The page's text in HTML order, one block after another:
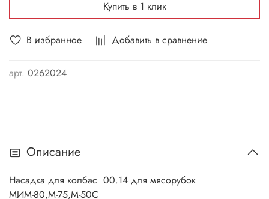
В избранное Добавить в сравнение
арт. 0262024
Купить в 1 клик
Описание
Насадка для колбас 00.14 для мясорубок
МИМ-80,М-75,М-50С